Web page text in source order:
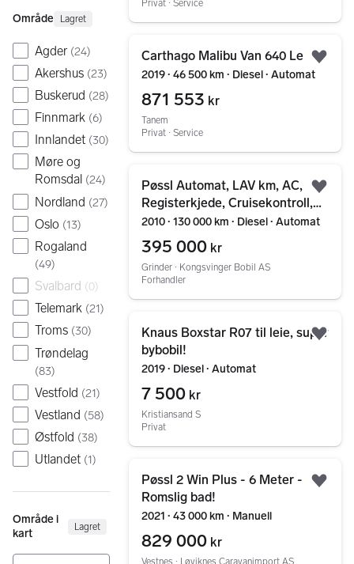
Område Lagret
Agder (24)
Akershus (23)
Buskerud (28)
Finnmark (6)
Innlandet (30)
Møre og
Romsdal (24)
Nordland (27)
Oslo (13)
Rogaland
(49)
Svalbard (0)
Telemark (21)
Troms (30)
Trøndelag
(83)
Vestfold (21)
Vestland (58)
Østfold (38)
Utlandet (1)
Område i
kart
Lagret
Privat ∙ Service
Carthago Malibu Van 640 Le
2019 ∙ 46 500 km ∙ Diesel ∙ Automat
871 553 kr
Tanem
Privat ∙ Service
Pøssl Automat, LAV km, AC,
Registerkjede, Cruisekontroll,
god Nyttelast, DAB, Markise,
Ryggekamera, Solcellepanel
2010 ∙ 130 000 km ∙ Diesel ∙ Automat
395 000 kr
Grinder ∙ Kongsvinger Bobil AS
Forhandler
Knaus Boxstar R07 til leie, super
bybobil!
2019 ∙ Diesel ∙ Automat
7 500 kr
Kristiansand S
Privat
Pøssl 2 Win Plus - 6 Meter -
Romslig bad!
2021 ∙ 43 000 km ∙ Manuell
829 000 kr
Vestnes ∙ Løviknes Caravanimport AS